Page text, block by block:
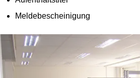
Meldebescheinigung